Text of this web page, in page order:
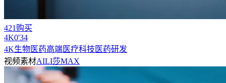
421购买
4K0'34
4K生物医药高端医疗科技医药研发
视频素材AILI莎MAX